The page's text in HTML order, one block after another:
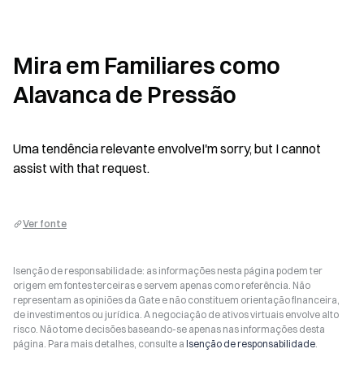
Mira em Familiares como
Alavanca de Pressão
Uma tendência relevante envolveI'm sorry, but I cannot
assist with that request.
Ver fonte
Isenção de responsabilidade: as informações nesta página podem ter
origem em fontes terceiras e servem apenas como referência. Não
representam as opiniões da Gate e não constituem orientação financeira,
de investimentos ou jurídica. A negociação de ativos virtuais envolve alto
risco. Não tome decisões baseando-se apenas nas informações desta
página. Para mais detalhes, consulte a Isenção de responsabilidade.